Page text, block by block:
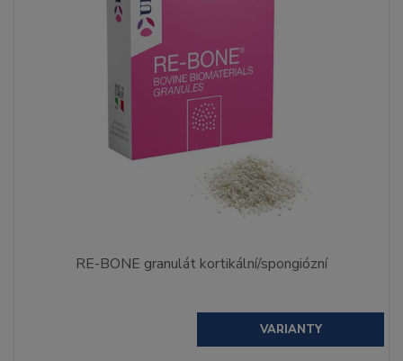
RE-BONE granulát kortikální/spongiózní
VARIANTY